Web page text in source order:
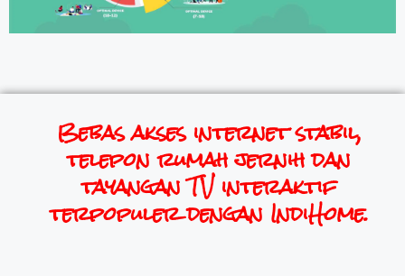
Bebas akses internet stabil,
telepon rumah jernih dan
tayangan TV interaktif
terpopuler dengan IndiHome.